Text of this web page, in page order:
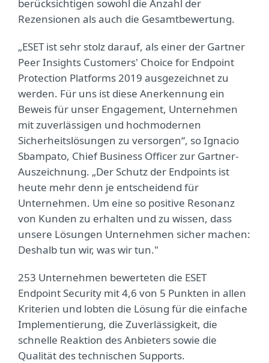
berücksichtigen sowohl die Anzahl der
Rezensionen als auch die Gesamtbewertung.
„ESET ist sehr stolz darauf, als einer der Gartner
Peer Insights Customers' Choice for Endpoint
Protection Platforms 2019 ausgezeichnet zu
werden. Für uns ist diese Anerkennung ein
Beweis für unser Engagement, Unternehmen
mit zuverlässigen und hochmodernen
Sicherheitslösungen zu versorgen“, so Ignacio
Sbampato, Chief Business Officer zur Gartner-
Auszeichnung. „Der Schutz der Endpoints ist
heute mehr denn je entscheidend für
Unternehmen. Um eine so positive Resonanz
von Kunden zu erhalten und zu wissen, dass
unsere Lösungen Unternehmen sicher machen:
Deshalb tun wir, was wir tun."
253 Unternehmen bewerteten die ESET
Endpoint Security mit 4,6 von 5 Punkten in allen
Kriterien und lobten die Lösung für die einfache
Implementierung, die Zuverlässigkeit, die
schnelle Reaktion des Anbieters sowie die
Qualität des technischen Supports.